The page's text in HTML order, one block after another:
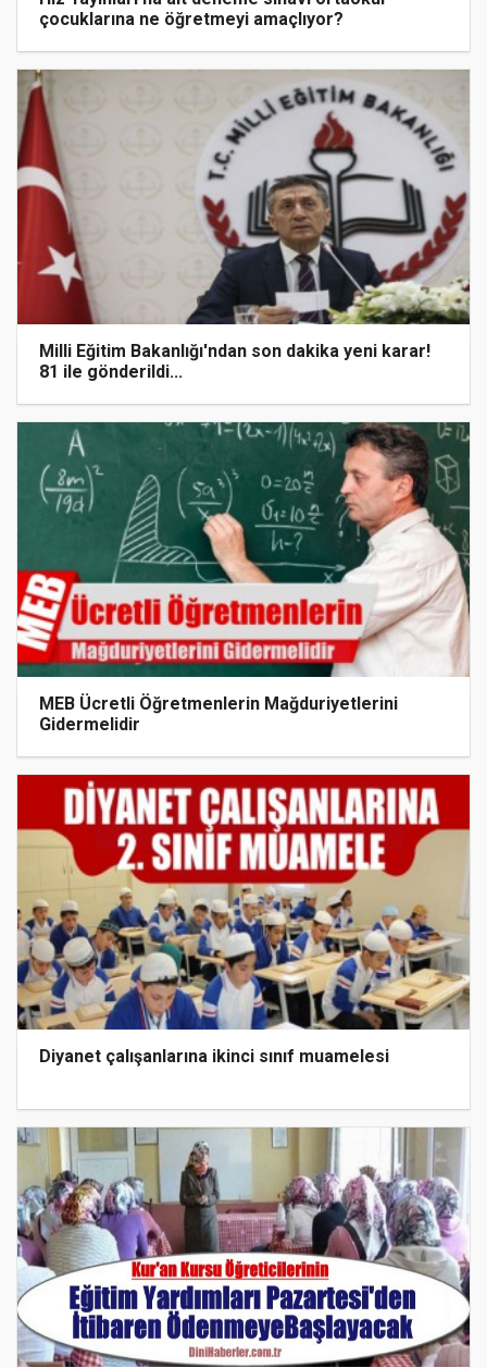
çocuklarına ne öğretmeyi amaçlıyor?
Milli Eğitim Bakanlığı'ndan son dakika yeni karar!
81 ile gönderildi...
MEB Ücretli Öğretmenlerin Mağduriyetlerini
Gidermelidir
Diyanet çalışanlarına ikinci sınıf muamelesi